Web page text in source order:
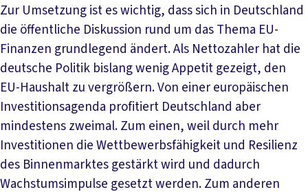
Zur Umsetzung ist es wichtig, dass sich in Deutschland
die öffentliche Diskussion rund um das Thema EU-
Finanzen grundlegend ändert. Als Nettozahler hat die
deutsche Politik bislang wenig Appetit gezeigt, den
EU-Haushalt zu vergrößern. Von einer europäischen
Investitionsagenda profitiert Deutschland aber
mindestens zweimal. Zum einen, weil durch mehr
Investitionen die Wettbewerbsfähigkeit und Resilienz
des Binnenmarktes gestärkt wird und dadurch
Wachstumsimpulse gesetzt werden. Zum anderen